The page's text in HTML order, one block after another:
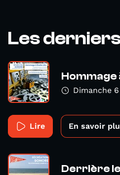
Les
Hommage
Dimanche
Lire En savoir
Derrière